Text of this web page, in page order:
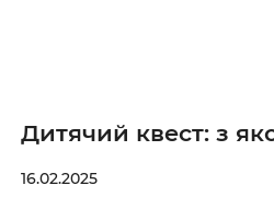
Дитячий квест: з
16.02.2025